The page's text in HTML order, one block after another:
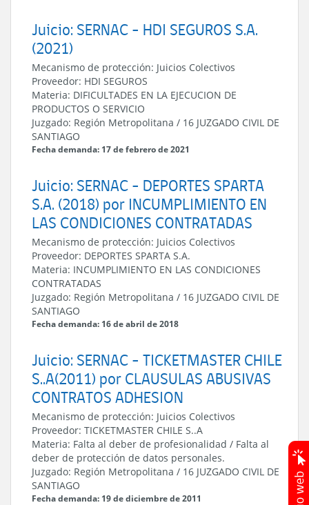
Juicio: SERNAC - HDI SEGUROS S.A.
(2021)
Mecanismo de protección: Juicios Colectivos
Proveedor: HDI SEGUROS
Materia: DIFICULTADES EN LA EJECUCION DE
PRODUCTOS O SERVICIO
Juzgado: Región Metropolitana / 16 JUZGADO CIVIL DE
SANTIAGO
Fecha demanda: 17 de febrero de 2021
Juicio: SERNAC - DEPORTES SPARTA
S.A. (2018) por INCUMPLIMIENTO EN
LAS CONDICIONES CONTRATADAS
Mecanismo de protección: Juicios Colectivos
Proveedor: DEPORTES SPARTA S.A.
Materia: INCUMPLIMIENTO EN LAS CONDICIONES
CONTRATADAS
Juzgado: Región Metropolitana / 16 JUZGADO CIVIL DE
SANTIAGO
Fecha demanda: 16 de abril de 2018
Juicio: SERNAC - TICKETMASTER CHILE
S..A(2011) por CLAUSULAS ABUSIVAS
CONTRATOS ADHESION
Mecanismo de protección: Juicios Colectivos
Proveedor: TICKETMASTER CHILE S..A
Materia: Falta al deber de profesionalidad / Falta al
deber de protección de datos personales.
Juzgado: Región Metropolitana / 16 JUZGADO CIVIL DE
SANTIAGO
Fecha demanda: 19 de diciembre de 2011